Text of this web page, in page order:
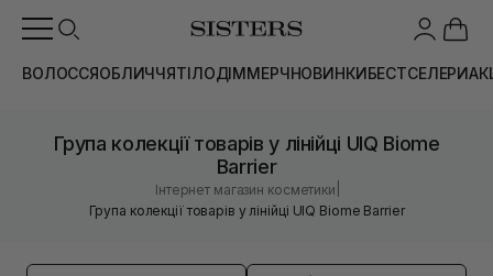
ВОЛОССЯОБЛИЧЧЯТІЛОДІММЕРЧНОВИНКИБЕСТСЕЛЕРИ
Група колекції товарів у лінійці UIQ Biome
Barrier
Інтернет магазин косметики
Група колекції товарів у лінійці UIQ Biome Barrier